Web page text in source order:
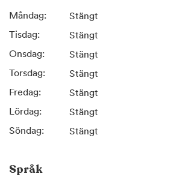
Måndag:
Stängt
Tisdag:
Stängt
Onsdag:
Stängt
Torsdag:
Stängt
Fredag:
Stängt
Lördag:
Stängt
Söndag:
Stängt
Språk